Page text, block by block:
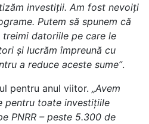
investiții. Am fost nevoiți
Putem să spunem că
datoriile pe care le
și lucrăm împreună cu
a reduce aceste sume”.
pentru anul viitor. „Avem
pentru toate investițiile
PNRR – peste 5.300 de